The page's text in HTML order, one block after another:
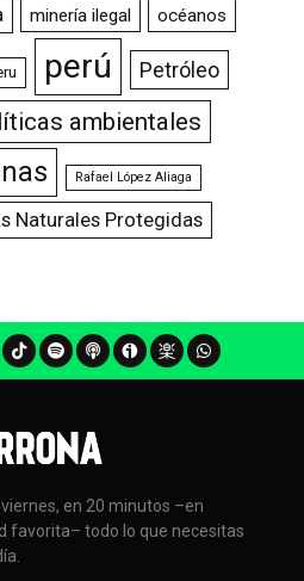
minería ilegal océanos
perú Petróleo
ambientales
Rafael López Aliaga
Naturales Protegidas
en 20 minutos –en
favorita– todo lo que necesitas